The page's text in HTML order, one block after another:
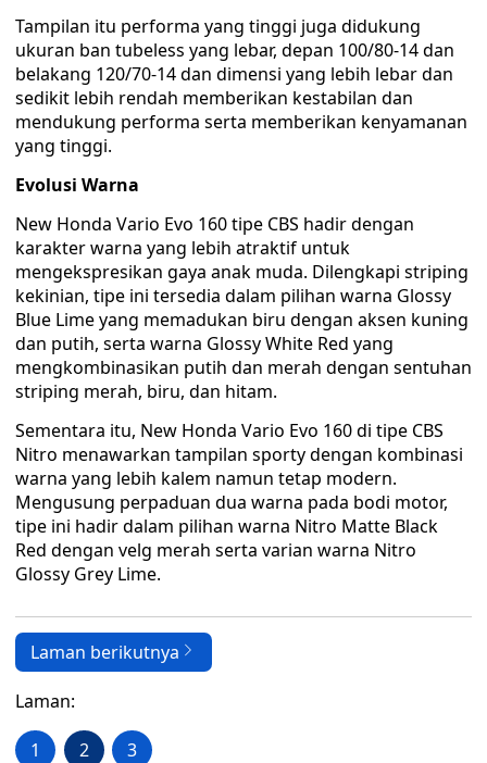
Tampilan itu performa yang tinggi juga didukung
ukuran ban tubeless yang lebar, depan 100/80-14 dan
belakang 120/70-14 dan dimensi yang lebih lebar dan
sedikit lebih rendah memberikan kestabilan dan
mendukung performa serta memberikan kenyamanan
yang tinggi.
Evolusi Warna
New Honda Vario Evo 160 tipe CBS hadir dengan
karakter warna yang lebih atraktif untuk
mengekspresikan gaya anak muda. Dilengkapi striping
kekinian, tipe ini tersedia dalam pilihan warna Glossy
Blue Lime yang memadukan biru dengan aksen kuning
dan putih, serta warna Glossy White Red yang
mengkombinasikan putih dan merah dengan sentuhan
striping merah, biru, dan hitam.
Sementara itu, New Honda Vario Evo 160 di tipe CBS
Nitro menawarkan tampilan sporty dengan kombinasi
warna yang lebih kalem namun tetap modern.
Mengusung perpaduan dua warna pada bodi motor,
tipe ini hadir dalam pilihan warna Nitro Matte Black
Red dengan velg merah serta varian warna Nitro
Glossy Grey Lime.
Laman berikutnya
Laman:
1 2 3